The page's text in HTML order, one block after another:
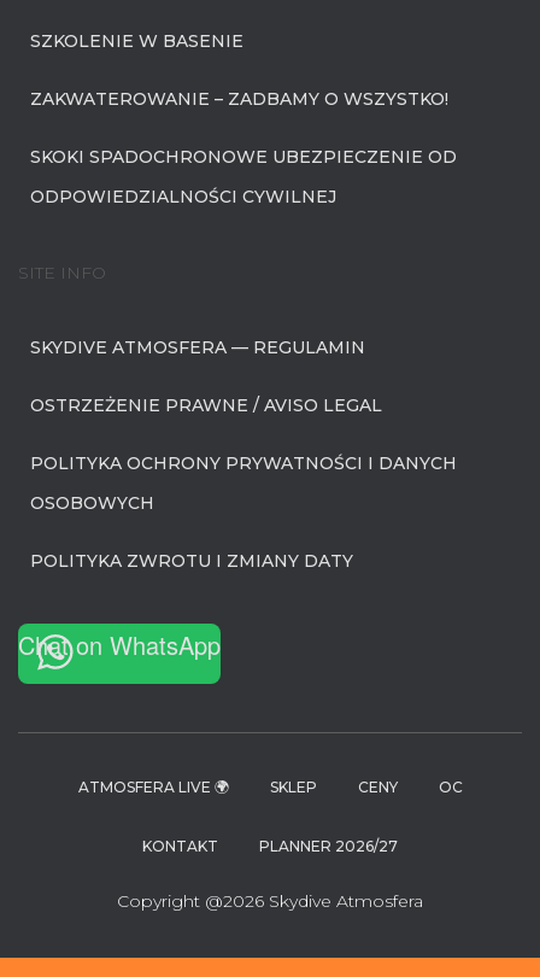
SZKOLENIE W BASENIE
ZAKWATEROWANIE – ZADBAMY O WSZYSTKO!
SKOKI SPADOCHRONOWE UBEZPIECZENIE OD
ODPOWIEDZIALNOŚCI CYWILNEJ
SITE INFO
SKYDIVE ATMOSFERA — REGULAMIN
OSTRZEŻENIE PRAWNE / AVISO LEGAL
POLITYKA OCHRONY PRYWATNOŚCI I DANYCH
OSOBOWYCH
POLITYKA ZWROTU I ZMIANY DATY
Chat on WhatsApp
ATMOSFERA LIVE 🌍 SKLEP CENY OC
KONTAKT PLANNER 2026/27
Copyright @2026 Skydive Atmosfera